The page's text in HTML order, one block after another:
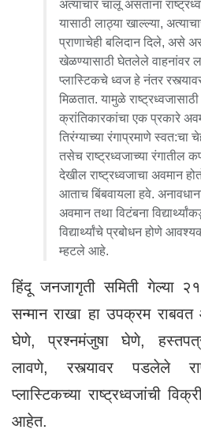
अत्याचार चालू असताना
यासाठी लाठ्या खाल्ल्या,
प्राणाचेही बलिदान दिले, असे
खेळण्यासाठी घेतलेले वाहनांवर
प्लास्टिकचे ध्वज हे नंतर
मिळतात. यामुळे
क्रांतिकारकांचा एक प्रकारे
तिरंग्याच्या रंगाप्रमाणे स्वत:चा
तसेच राष्ट्रध्वजाच्या रंगातील
देखील राष्ट्रध्वजाचा अवमान
आताच बिंबवायला हवे.
अवमान तथा विटंबना
विद्यार्थ्यांचे प्रबोधन होणे
म्हटले आहे.
हिंदू जनजागृती समिती गेल्या २१
सन्मान राखा हा उपक्रम राबवत
घेणे, प्रश्नमंजुषा घेणे,
लावणे, रस्त्यावर पडलेले
प्लास्टिकच्या राष्ट्रध्वजांची
आहेत.